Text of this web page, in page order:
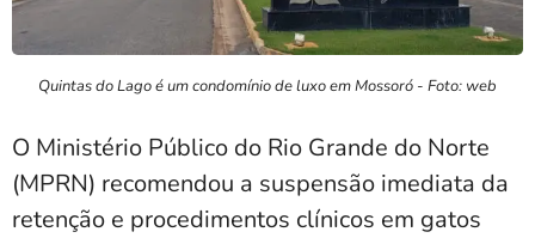
Quintas do Lago é um condomínio de luxo em Mossoró - Foto: web
O Ministério Público do Rio Grande do Norte
(MPRN) recomendou a suspensão imediata da
retenção e procedimentos clínicos em gatos